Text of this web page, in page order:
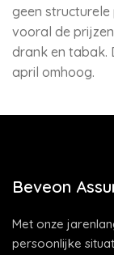
geen structurele
vooral de
drank en tabak.
april omhoog.
Beveon
Met onze
persoonlijke